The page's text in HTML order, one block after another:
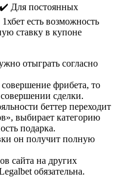
Для постоянных
есть возможность
ставку в купоне
отыграть согласно
фрибета, то
сделки.
беттер переходит
выбирает категорию
подарка.
он получит полную
сайта на других
обязательна.